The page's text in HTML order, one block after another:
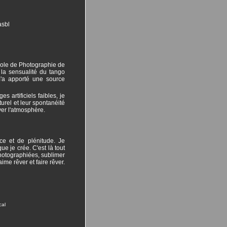
de Photographie de
sensualité du tango
apporté une source
artificiels faibles, je
et leur spontanéité
l'atmosphère.
et de plénitude. Je
je crée. C'est là tout
sublimer
rêver et faire rêver.